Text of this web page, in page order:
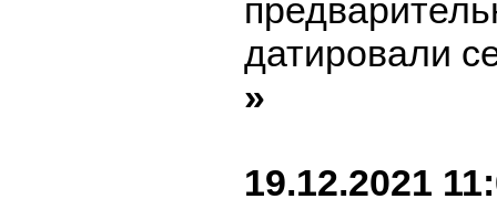
датировали
»
19.12.2021